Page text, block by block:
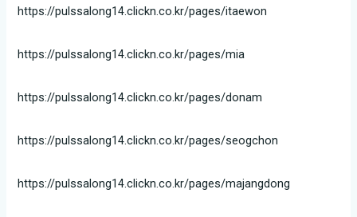
https://pulssalong14.clickn.co.kr/pages/itaewon
https://pulssalong14.clickn.co.kr/pages/mia
https://pulssalong14.clickn.co.kr/pages/donam
https://pulssalong14.clickn.co.kr/pages/seogchon
https://pulssalong14.clickn.co.kr/pages/majangdong